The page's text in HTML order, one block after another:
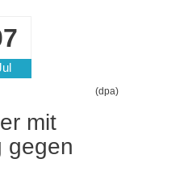
mit
gegen
(dpa)